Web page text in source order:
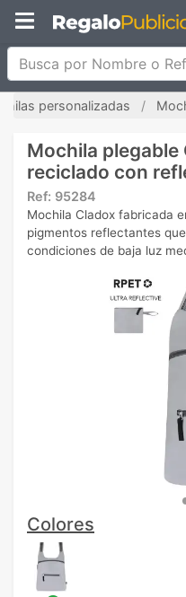
Busca por Nombre o Ref
personalizadas
Mochila plegable
reciclado con
Ref: 95284
Mochila Cladox fabricada
pigmentos reflectantes
condiciones de baja luz
Colores